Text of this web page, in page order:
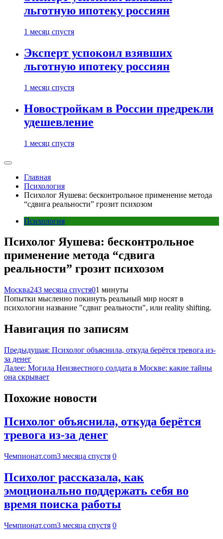
льготную ипотеку россиян
1 месяц спустя
Эксперт успокоил взявших
льготную ипотеку россиян
1 месяц спустя
Новостройкам в России предрекли
удешевление
1 месяц спустя
Главная
Психология
Психолог Яушева: бесконтрольное применение метода
“сдвига реальности” грозит психозом
Психология
Психолог Яушева: бесконтрольное
применение метода “сдвига
реальности” грозит психозом
Москва243 месяца спустя01 минуты
Попытки мысленно покинуть реальный мир носят в
психологии название "сдвиг реальности", или reality shifting.
Навигация по записям
Предыдущая: Психолог объяснила, откуда берётся тревога из-
за денег
Далее: Могила Неизвестного солдата в Москве: какие тайны
она скрывает
Похожие новости
Психолог объяснила, откуда берётся
тревога из-за денег
Чемпионат.com3 месяца спустя 0
Психолог рассказала, как
эмоционально поддержать себя во
время поиска работы
Чемпионат.com3 месяца спустя 0